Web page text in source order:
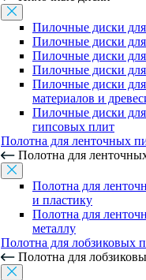
Пилочные диски
Пилочные диски для
Пилочные диски
Пилочные диски для
Пилочные диски
материалов и
Пилочные диски
гипсовых плит
Полотна для ленточных
Полотна для
Полотна для
и пластику
Полотна для
металлу
Полотна для лобзиковых
Полотна для